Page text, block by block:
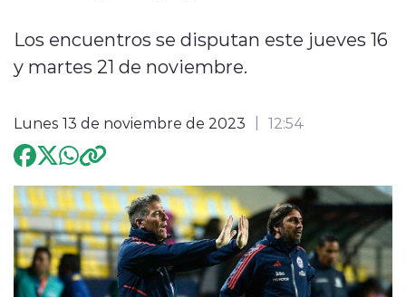
Entrevistas
modo claro
Los encuentros se disputan este jueves 16
y martes 21 de noviembre.
Lunes 13 de noviembre de 2023 12:54